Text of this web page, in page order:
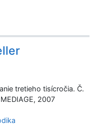
tretieho tisícročia. Č.
2007